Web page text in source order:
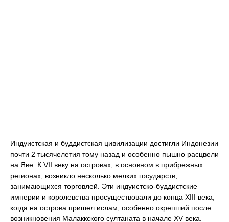
Индуистская и буддистская цивилизации достигли Индонезии
почти 2 тысячелетия тому назад и особенно пышно расцвели
на Яве. К VII веку на островах, в основном в прибрежных
регионах, возникло несколько мелких государств,
занимающихся торговлей. Эти индуистско-буддистские
империи и королевства просуществовали до конца XIII века,
когда на острова пришел ислам, особенно окрепший после
возникновения Малаккского султаната в начале XV века.